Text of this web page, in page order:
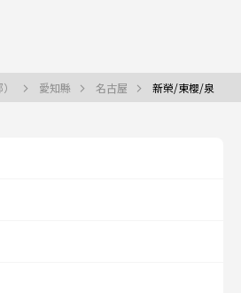
愛知縣 名古屋 新榮/東櫻/泉